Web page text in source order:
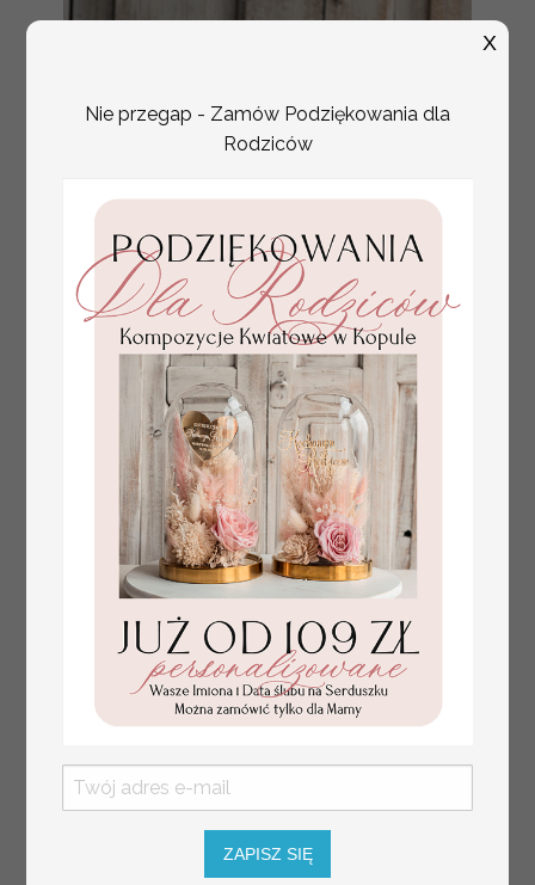
numerki na stół weselny
z tłoczonymi kwiatami,
eleganckie numerki na
stoły weselne, tłoczone
numerki na stół weselny,
dekoracja stołów
weselnych tłoczone
Promocja:
10 PLN/13.00 PLN
Nie przegap - Zamów Podziękowania dla
Rodziców
ZAPISZ SIĘ
X